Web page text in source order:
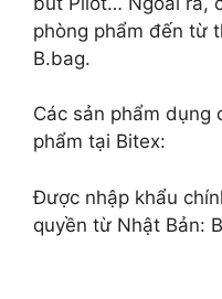
phòng phẩm đến từ
B.bag.
Các sản phẩm dụng
phẩm tại Bitex:
Được nhập khẩu
quyền từ Nhật Bản: